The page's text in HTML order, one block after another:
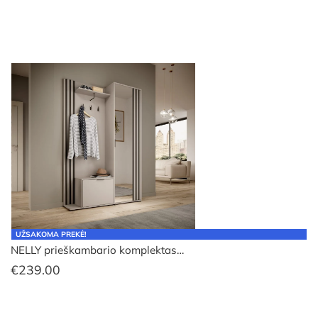
UŽSAKOMA PREKĖ!
NELLY prieškambario komplektas…
€239.00